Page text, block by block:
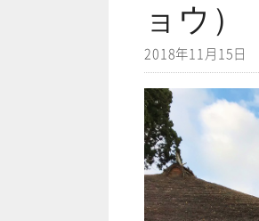
ョウ）
2018年11月15日